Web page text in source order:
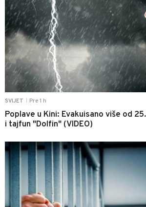
SVIJET Pre 1 h
Poplave u Kini: Evakuisano više od
i tajfun "Dolfin" (VIDEO)